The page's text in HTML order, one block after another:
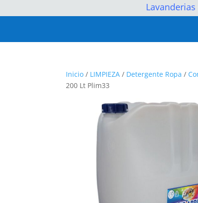
Lavanderias
Inicio / LIMPIEZA / Detergente Ropa /
200 Lt Plim33